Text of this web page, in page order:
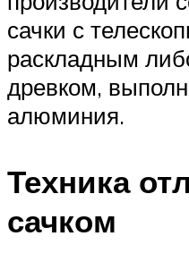
сачки с
раскладным
древком,
алюминия.
Техника
сачком